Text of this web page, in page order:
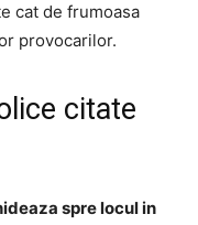
cat de frumoasa
provocarilor.
citate
spre locul in